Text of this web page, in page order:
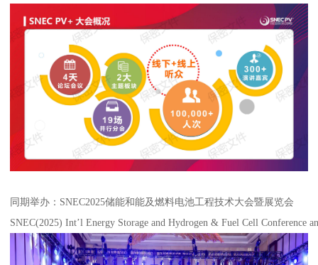
同期举办：SNEC2025储能和能及燃料电池工程技术大会暨展览会
SNEC(2025) Int’l Energy Storage and Hydrogen & Fuel Cell Conference